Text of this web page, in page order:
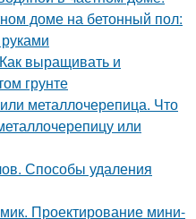
доме на бетонный пол:
выращивать и
грунте
металлочерепица. Что
или
Способы удаления
Проектирование мини-